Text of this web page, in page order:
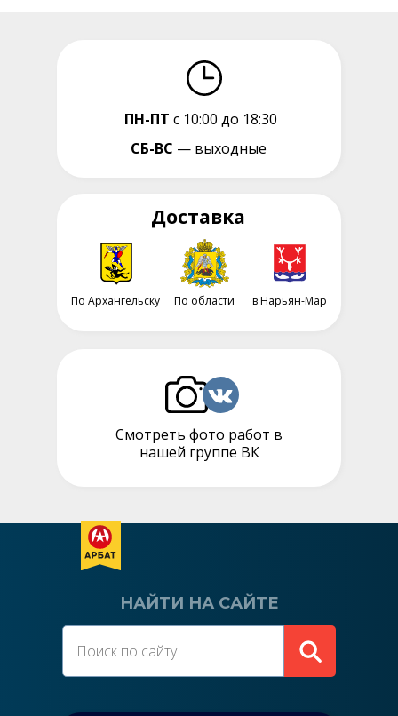
Смотреть фото работ в
нашей группе ВК
ПН-ПТ с 10:00 до 18:30
СБ-ВС — выходные
Доставка
По Архангельску в Нарьян-Мар
По области
НАЙТИ НА САЙТЕ